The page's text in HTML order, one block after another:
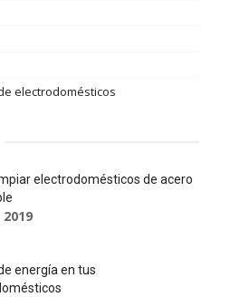
electrodomésticos
electrodomésticos de acero
energía en tus